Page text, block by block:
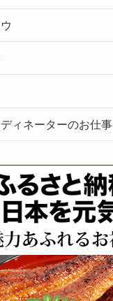
ィネーターのお仕事